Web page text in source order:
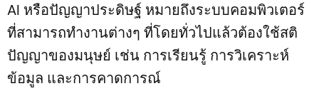
AI หรือปัญญาประดิษฐ์ หมายถึงระบบคอมพิวเตอร์
ที่สามารถทำงานต่างๆ ที่โดยทั่วไปแล้วต้องใช้สติ
ปัญญาของมนุษย์ เช่น การเรียนรู้ การวิเคราะห์
ข้อมูล และการคาดการณ์